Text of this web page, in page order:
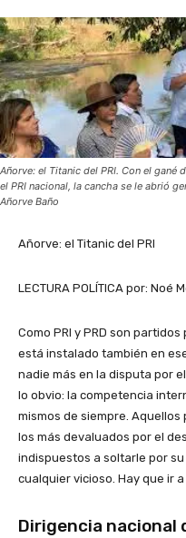
Añorve: el Titanic del PRI. Con el gané
el PRI nacional, la cancha se le abrió
Añorve Baño
Añorve: el Titanic del PRI
LECTURA POLÍTICA por: Noé
Como PRI y PRD son
está instalado también en
nadie más en la disputa por
lo obvio: la competencia
mismos de siempre.
los más devaluados por el
indispuestos a soltarle por
cualquier vicioso. Hay que ir
Dirigencia nacional